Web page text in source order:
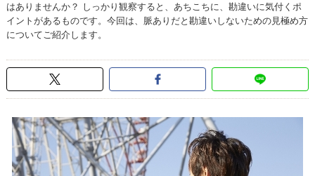
はありませんか？ しっかり観察すると、あちこちに、勘違いに気付くポ
イントがあるものです。今回は、脈ありだと勘違いしないための見極め方
についてご紹介します。